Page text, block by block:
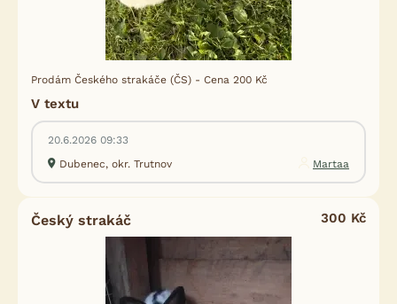
Prodám Českého strakáče (ČS) - Cena 200 Kč
V textu
20.6.2026 09:33
Dubenec, okr. Trutnov
Martaa
Český strakáč 300 Kč